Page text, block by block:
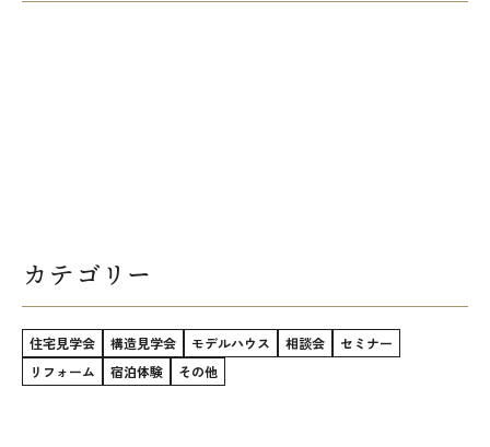
カテゴリー
住宅見学会 構造見学会 モデルハウス 相談会
セミナー
リフォーム
宿泊体験 その他